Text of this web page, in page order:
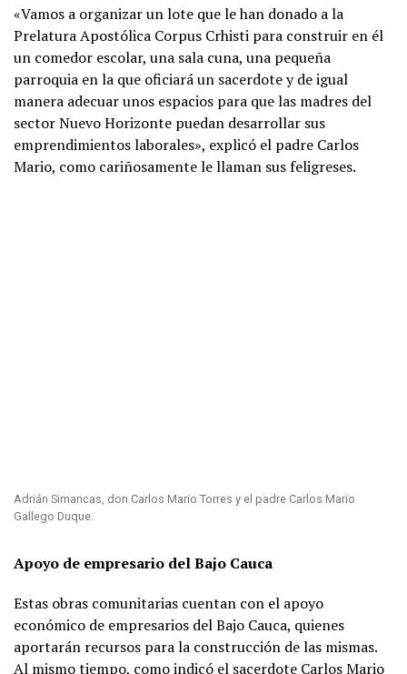
«Vamos a organizar un lote que le han donado a la
Prelatura Apostólica Corpus Crhisti para construir en él
un comedor escolar, una sala cuna, una pequeña
parroquia en la que oficiará un sacerdote y de igual
manera adecuar unos espacios para que las madres del
sector Nuevo Horizonte puedan desarrollar sus
emprendimientos laborales», explicó el padre Carlos
Mario, como cariñosamente le llaman sus feligreses.
Adrián Simancas, don Carlos Mario Torres y el padre Carlos Mario
Gallego Duque.
Apoyo de empresario del Bajo Cauca
Estas obras comunitarias cuentan con el apoyo
económico de empresarios del Bajo Cauca, quienes
aportarán recursos para la construcción de las mismas.
Al mismo tiempo, como indicó el sacerdote Carlos Mario